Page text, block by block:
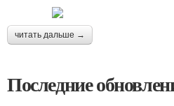
читать дальше →
Последние